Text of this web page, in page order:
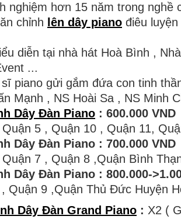
nghiệm hơn 15 năm trong nghề
chỉnh lên dây piano điêu
diễn tại nhà hát Hoà Bình ,
...
piano gửi gắm đứa con tinh
Mạnh , NS Hoài Sa , NS Minh
Dây Đàn Piano : 600.000 VND
5 , Quận 10 , Quận 11,
Dây Đàn Piano : 700.000 VND
7 , Quận 8 ,Quận Bình
Dây Đàn Piano : 800.000-
Quận 9 ,Quận Thủ Đức Huyện
Dây Đàn Grand Piano : X2 (